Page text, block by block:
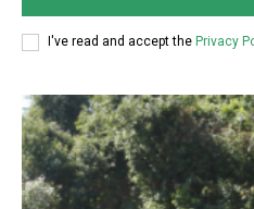
I've read and accept the Privacy